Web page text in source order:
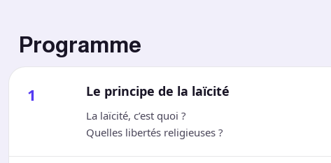
Programme
1 Le principe de la laïcité
La laïcité, c’est quoi ?
Quelles libertés religieuses ?